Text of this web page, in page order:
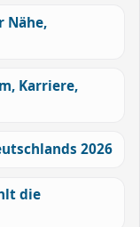
Nähe,
Karriere,
2026
die